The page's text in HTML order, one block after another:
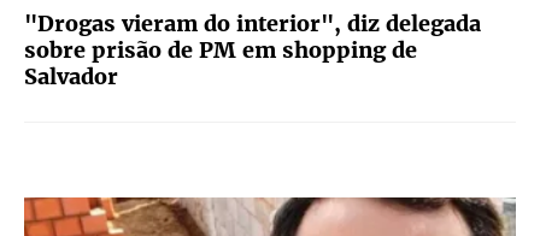
"Drogas vieram do interior", diz delegada
sobre prisão de PM em shopping de
Salvador